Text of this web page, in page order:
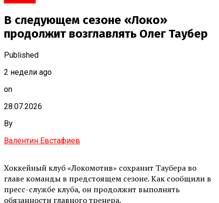
В следующем сезоне «Локо»
продолжит возглавлять Олег Таубер
Published
2 недели ago
on
28.07.2026
By
Валентин Евстафиев
Хоккейный клуб «Локомотив» сохранит Таубера во
главе команды в предстоящем сезоне. Как сообщили в
пресс-службе клуба, он продолжит выполнять
обязанности главного тренера.